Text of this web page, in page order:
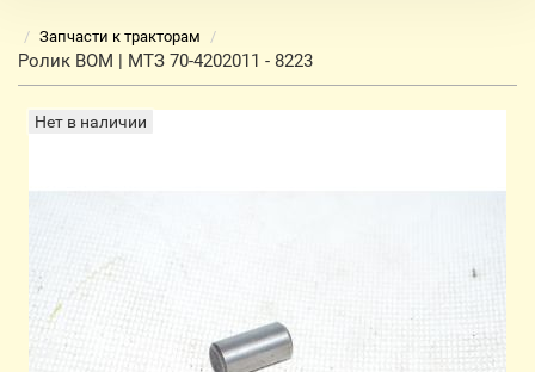
Запчасти к тракторам
Ролик ВОМ | МТЗ 70-4202011 - 8223
Нет в наличии